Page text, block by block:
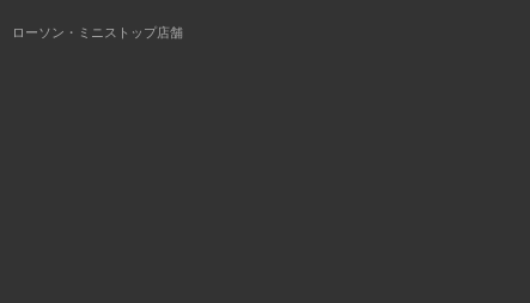
ローソン・ミニストップ店舗